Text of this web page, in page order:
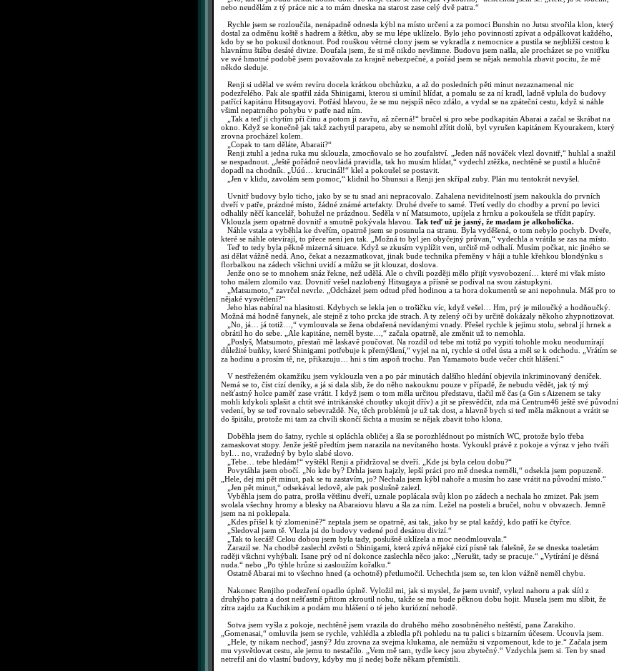
nebo neudělám z tý práce nic a to mám dneska na starost zase celý dvě patra.“
Rychle jsem se rozloučila, nenápadně odnesla kýbl na místo určení a za pomoci Bunshin no Jutsu stvořila klon, který
dostal za odměnu koště s hadrem a štětku, aby se mu lépe uklízelo. Bylo jeho povinností zpívat a odpálkovat každého,
kdo by se ho pokusil dotknout. Pod rouškou větrné clony jsem se vykradla z nemocnice a pustila se nejbližší cestou k
hlavnímu štábu desáté divize. Doufala jsem, že si mě nikdo nevšimne. Budovu jsem našla, ale procházet se po vnitřku
ve své hmotné podobě jsem považovala za krajně nebezpečné, a pořád jsem se nějak nemohla zbavit pocitu, že mě
někdo sleduje.
Renji si udělal ve svém revíru docela krátkou obchůzku, a až do posledních pěti minut nezaznamenal nic
podezřelého. Pak ale spatřil záda Shinigami, kterou si umínil hlídat, a pomalu se za ní kradl, ladně vplula do budovy
patřící kapitánu Hitsugayovi. Potřásl hlavou, že se mu nejspíš něco zdálo, a vydal se na zpáteční cestu, když si náhle
všiml nepatrného pohybu v patře nad ním.
„Tak a teď ji chytím při činu a potom ji zavřu, až zčerná!“ bručel si pro sebe podkapitán Abarai a začal se škrábat na
okno. Když se konečně jak takž zachytil parapetu, aby se nemohl zřítit dolů, byl vyrušen kapitánem Kyourakem, který
zrovna procházel kolem.
„Copak to tam děláte, Abaraii?“
Renji ztuhl a jedna ruka mu sklouzla, zmocňovalo se ho zoufalství. „Jeden náš nováček vlezl dovnitř,“ huhlal a snažil
se nespadnout. „Ještě pořádně neovládá pravidla, tak ho musím hlídat,“ vydechl ztěžka, nechtěně se pustil a hlučně
dopadl na chodník. „Úúú… krucinál!“ klel a pokoušel se postavit.
„Jen v klidu, zavolám sem pomoc,“ klidnil ho Shunsui a Renji jen skřípal zuby. Plán mu tentokrát nevyšel.
Uvnitř budovy bylo ticho, jako by se tu snad ani nepracovalo. Zahalena neviditelností jsem nakoukla do prvních
dveří v patře, prázdné místo, žádné známé artefakty. Druhé dveře to samé. Třetí vedly do chodby a první po levici
odhalily něčí kancelář, bohužel ne prázdnou. Seděla v ní Matsumoto, upíjela z hrnku a pokoušela se třídit papíry.
Vklouzla jsem opatrně dovnitř a smutně pokývala hlavou. Tak teď už je jasný, že madam je alkoholička.
Náhle vstala a vyběhla ke dveřím, opatrně jsem se posunula na stranu. Byla vyděšená, o tom nebylo pochyb. Dveře,
které se náhle otevírají, to přece není jen tak. „Možná to byl jen obyčejný průvan,“ vydechla a vrátila se zas na místo.
Teď to tedy byla pěkně mizerná situace. Když se zkusím vyplížit ven, určitě mě odhalí. Musím počkat, nic jiného se
asi dělat vážně nedá. Ano, čekat a nezazmatkovat, jinak bude technika přeměny v háji a tuhle křehkou blondýnku s
florbalkou na zádech všichni uvidí a můžu se jít klouzat, doslova.
Jenže ono se to mnohem snáz řekne, než udělá. Ale o chvíli později mělo přijít vysvobození… které mi však místo
toho málem zlomilo vaz. Dovnitř vešel nazlobený Hitsugaya a přísně se podíval na svou zástupkyni.
„Matsumoto,“ zavrčel nevrle. „Odcházel jsem odtud před hodinou a ta hora dokumentů se ani nepohnula. Máš pro to
nějaké vysvětlení?“
Jeho hlas nabíral na hlasitosti. Kdybych se lekla jen o trošičku víc, když vešel… Hm, prý je miloučký a hodňoučký.
Možná má hodně fanynek, ale stejně z toho prcka jde strach. A ty zelený oči by určitě dokázaly někoho zhypnotizovat.
„No, já… já totiž…,“ vymlouvala se žena obdařená nevídanými vnady. Přešel rychle k jejímu stolu, sebral jí hrnek a
obrátil ho do sebe. „Ale kapitáne, neměl byste…,“ začala opatrně, ale změnit už to nemohla.
„Poslyš, Matsumoto, přestaň mě laskavě poučovat. Na rozdíl od tebe mi totiž po vypití tohohle moku neodumírají
důležité buňky, které Shinigami potřebuje k přemýšlení,“ vyjel na ni, rychle si otřel ústa a měl se k odchodu. „Vrátím se
za hodinu a prosím tě, ne, přikazuju… hni s tím aspoň trochu. Pan Yamamoto bude večer chtít hlášení.“
V nestřeženém okamžiku jsem vyklouzla ven a po pár minutách dalšího hledání objevila inkriminovaný deníček.
Nemá se to, číst cizí deníky, a já si dala slib, že do něho nakouknu pouze v případě, že nebudu vědět, jak tý mý
nešťastný holce paměť zase vrátit. I když jsem o tom měla určitou představu, tlačil mě čas (a Gin s Aizenem se taky
mohli kdykoli splašit a chtít své intrikánské choutky ukojit dřív) a jít se přesvědčit, zda má Centrum46 ještě své původní
vedení, by se teď rovnalo sebevraždě. Ne, těch problémů je už tak dost, a hlavně bych si teď měla máknout a vrátit se
do špitálu, protože mi tam za chvíli skončí šichta a musím se nějak zbavit toho klona.
Doběhla jsem do šatny, rychle si opláchla obličej a šla se porozhlédnout po místních WC, protože bylo třeba
zamaskovat stopy. Jenže ještě předtím jsem narazila na nevítaného hosta. Vykoukl právě z pokoje a výraz v jeho tváři
byl… no, vražedný by bylo slabé slovo.
„Tebe… tebe hledám!“ vyštěkl Renji a přidržoval se dveří. „Kde jsi byla celou dobu?“
Povytáhla jsem obočí. „No kde by? Drhla jsem hajzly, lepší práci pro mě dneska neměli,“ odsekla jsem popuzeně.
„Hele, dej mi pět minut, pak se tu zastavím, jo? Nechala jsem kýbl nahoře a musím ho zase vrátit na původní místo.“
„Jen pět minut,“ odsekával ledově, ale pak poslušně zalezl.
Vyběhla jsem do patra, prošla většinu dveří, uznale poplácala svůj klon po zádech a nechala ho zmizet. Pak jsem
svolala všechny hromy a blesky na Abaraiovu hlavu a šla za ním. Ležel na posteli a bručel, nohu v obvazech. Jemně
jsem na ni poklepala.
„Kdes přišel k tý zlomenině?“ zeptala jsem se opatrně, asi tak, jako by se ptal každý, kdo patří ke čtyřce.
„Sledoval jsem tě. Vlezla jsi do budovy vedené pod desátou divizí.“
„Tak to kecáš! Celou dobou jsem byla tady, poslušně uklízela a moc neodmlouvala.“
Zarazil se. Na chodbě zaslechl zvěsti o Shinigami, která zpívá nějaké cizí písně tak falešně, že se dneska toaletám
raději všichni vyhýbali. Isane prý od ní dokonce zaslechla něco jako: „Nerušit, tady se pracuje.“ „Vytírání je děsná
nuda.“ nebo „Po týhle hrůze si zasloužím kořalku.“
Ostatně Abarai mi to všechno hned (a ochotně) přetlumočil. Uchechtla jsem se, ten klon vážně neměl chybu.
Nakonec Renjiho podezření opadlo úplně. Vyložil mi, jak si myslel, že jsem uvnitř, vylezl nahoru a pak slítl z
druhýho patra a dost nešťastně přitom zkroutil nohu, takže se mu bude pěknou dobu hojit. Musela jsem mu slíbit, že
zítra zajdu za Kuchikim a podám mu hlášení o té jeho kuriózní nehodě.
Sotva jsem vyšla z pokoje, nechtěně jsem vrazila do druhého mého zosobněného neštěstí, pana Zarakiho.
„Gomenasai,“ omluvila jsem se rychle, vzhlédla a zbledla při pohledu na tu palici s bizarním účesem. Ucouvla jsem.
„Hele, ty nikam nechoď, jasný? Jdu zrovna za svejma klukama, ale nemůžu si vzpomenout, kde to je.“ Začala jsem
mu vysvětlovat cestu, ale jemu to nestačilo. „Vem mě tam, tydle kecy jsou zbytečný.“ Vzdychla jsem si. Ten by snad
netrefil ani do vlastní budovy, kdyby mu jí nedej bože někam přemístili.